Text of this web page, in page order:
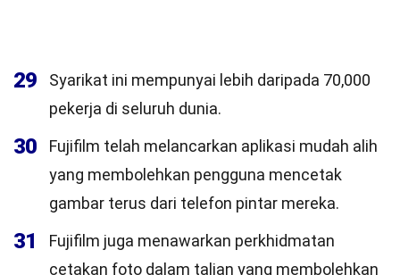
29
Syarikat ini mempunyai lebih daripada 70,000
pekerja di seluruh dunia.
30
Fujifilm telah melancarkan aplikasi mudah alih
yang membolehkan pengguna mencetak
gambar terus dari telefon pintar mereka.
31
Fujifilm juga menawarkan perkhidmatan
cetakan foto dalam talian yang membolehkan